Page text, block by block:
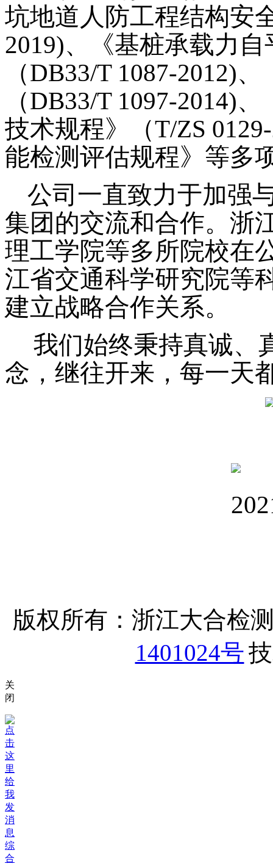
坑地道人防工程结构安
2019)、
《基桩承载力
（DB33/T 1087-2012)、
（DB33/T 1097-2014)、
技术规程》（T/ZS
能检测评估规程》等多
公司 一直致力于加强
集团 的交流和合作。浙
理工学院等多所院校在
江省交通科学研究院等
建立战略合作关系。
我们始终秉持真诚、
念， 继往开来 ， 每一天
版权所有：浙江大合检
1401024号
关
闭
综
合